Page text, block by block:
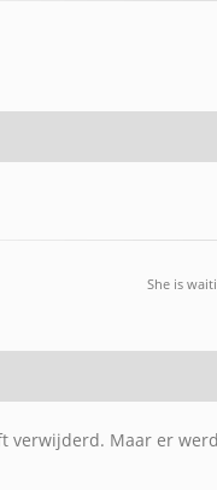
She is
verwijderd. Maar er